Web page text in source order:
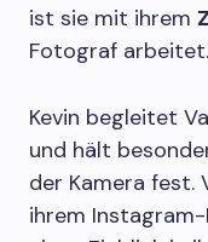
ist sie mit ihrem
Fotograf arbeitet.
Kevin begleitet
und hält
der Kamera fest.
ihrem